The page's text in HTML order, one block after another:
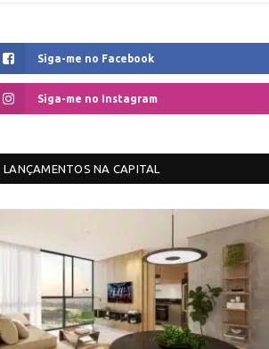
Siga-me no Facebook
Siga-me no Instagram
LANÇAMENTOS NA CAPITAL